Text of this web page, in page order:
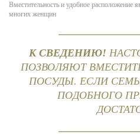
Вместительность и удобное
многих женщин
К СВЕДЕНИЮ!
ПОЗВОЛЯЮТ
ПОСУДЫ. ЕСЛИ
ПОДОБНОГО